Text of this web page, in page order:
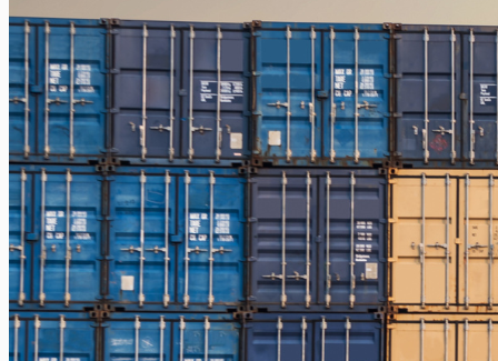
Jakarta – Gorontalo
Jakarta – Samarinda
Makassar
Makassar – Balikpapan
Makassar – Samarinda
Makassar – Ambon
Makassar – Halmahera Tengah
Makassar – Manado
Makassar – Ternate
Makassar – Biak
Makassar – Timika
Makassar – Fakfak
Makassar – Tual
Makassar – Jayapura
Makassar – Kaimana
Makassar – Sorong
Makassar – Manokwari